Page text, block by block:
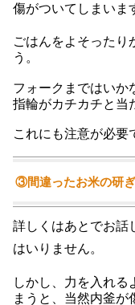
傷がついてしまいま
ごはんをよそったり
う。
フォークまではいか
指輪がカチカチと当
これにも注意が必要
③間違ったお米の研
詳しくはあとでお話
はいりません。
しかし、力を入れる
まうと、当然内釜が